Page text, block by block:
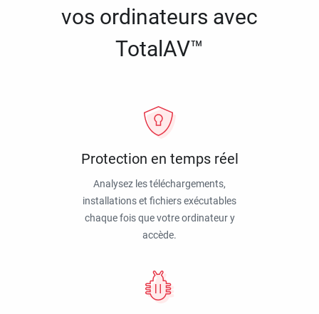
vos ordinateurs avec
TotalAV™
Protection en temps réel
Analysez les téléchargements,
installations et fichiers exécutables
chaque fois que votre ordinateur y
accède.